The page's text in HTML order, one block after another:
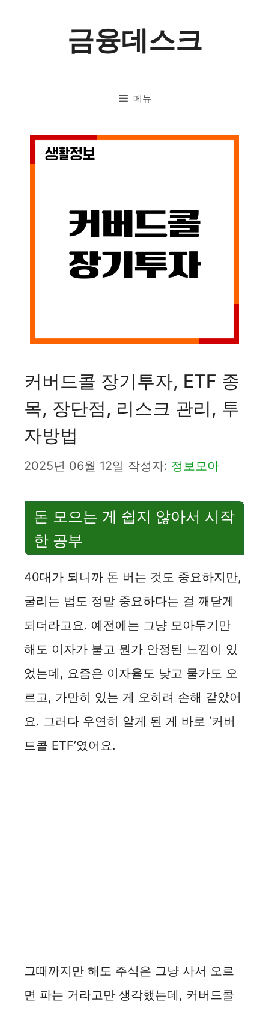
금융데스크
메뉴
커버드콜 장기투자, ETF 종
목, 장단점, 리스크 관리, 투
자방법
2025년 06월 12일 작성자: 정보모아
돈 모으는 게 쉽지 않아서 시작
한 공부
40대가 되니까 돈 버는 것도 중요하지만,
굴리는 법도 정말 중요하다는 걸 깨닫게
되더라고요. 예전에는 그냥 모아두기만
해도 이자가 붙고 뭔가 안정된 느낌이 있
었는데, 요즘은 이자율도 낮고 물가도 오
르고, 가만히 있는 게 오히려 손해 같았어
요. 그러다 우연히 알게 된 게 바로 ‘커버
드콜 ETF’였어요.
그때까지만 해도 주식은 그냥 사서 오르
면 파는 거라고만 생각했는데, 커버드콜